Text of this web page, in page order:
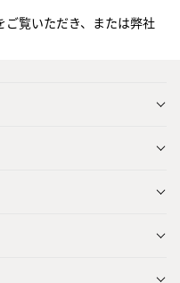
ご覧いただき、または弊社